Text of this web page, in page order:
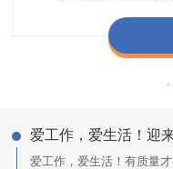
爱工作，爱生活！迎
爱工作，爱生活！有质量